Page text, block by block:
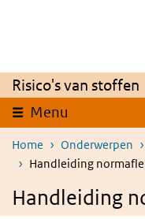
Overslaan en naar de
Risico's van stoffen
Menu
Home Onderwerpen
Handleiding
Handleiding